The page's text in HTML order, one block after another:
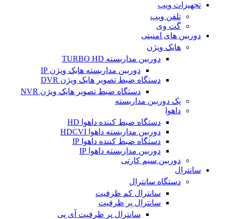
تجهیزات ویپ
تلفن ویپ
گت وی
دوربین های امنیتی
هایک ویژن
دوربین مداربسته TURBO HD
دوربین مداربسته هایک ویژن IP
دستگاه ضبط تصویر هایک ویژن DVR
دستگاه ضبط تصویر هایک ویژن NVR
پک دوربین مداربسته
داهوا
دستگاه ضبط کننده داهوا HD
دوربین مداربسته داهوا HDCVI
دستگاه ضبط کننده داهوا IP
دوربین مداربسته داهوا IP
دوربین سیم کارتی
سانترال
دستگاه سانترال
سانترال کم ظرفیت
سانترال پر ظرفیت
سانترال پر ظرفیت آی پی